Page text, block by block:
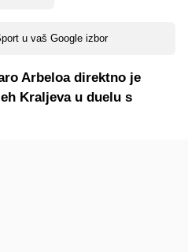
u vaš Google izbor
Arbeloa direktno je
Kraljeva u duelu s